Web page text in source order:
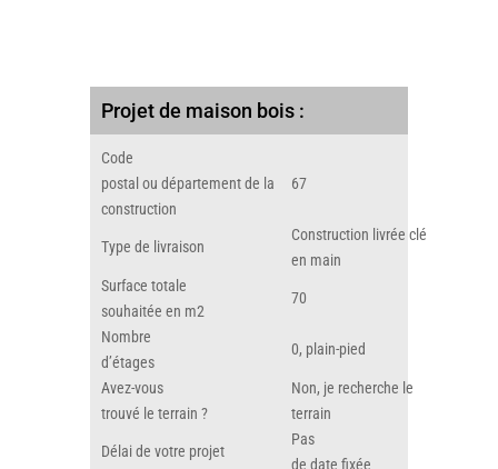
Projet de maison bois :
Code
postal ou département de la
construction
67
Type de livraison
Construction livrée clé
en main
Surface totale
souhaitée en m2
70
Nombre
d’étages
0, plain-pied
Avez-vous
trouvé le terrain ?
Non, je recherche le
terrain
Délai de votre projet
Pas
de date fixée